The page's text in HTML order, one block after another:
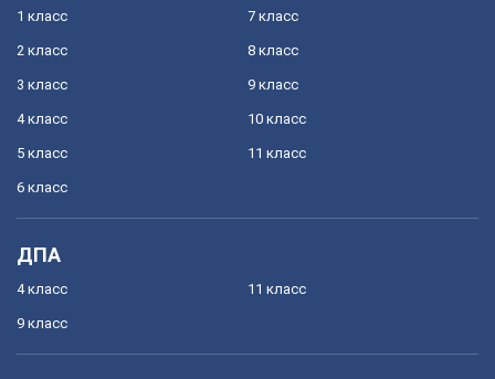
1 класс
2 класс
3 класс
4 класс
5 класс
6 класс
7 класс
8 класс
9 класс
10 класс
11 класс
ДПА
4 класс
9 класс
11 класс